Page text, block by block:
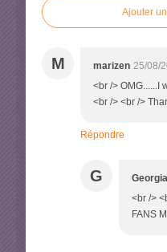
Ajouter
M marizen 25/08/
<br /> OMG......I
<br /> <br />
Répondre
G
<br />
FANS